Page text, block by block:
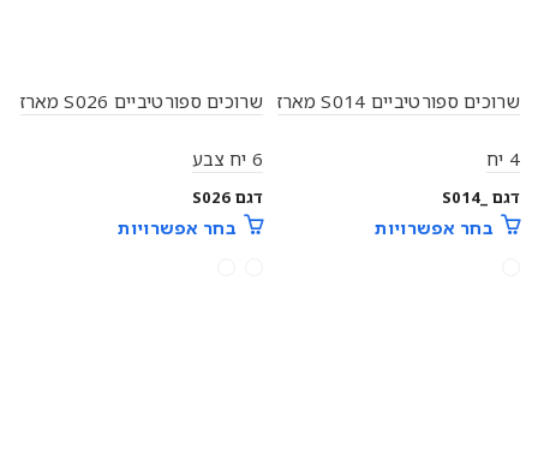
שרוכים ספורטיביים S014 מארז
4 יח
דגם _S014
בחר אפשרויות
שרוכים ספורטיביים S026 מארז
6 יח צבע
דגם S026
בחר אפשרויות